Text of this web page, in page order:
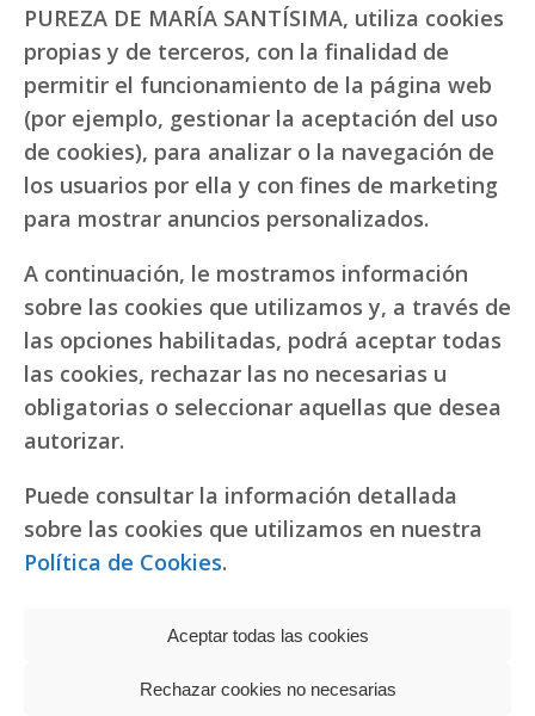
PUREZA DE MARÍA SANTÍSIMA, utiliza cookies
propias y de terceros, con la finalidad de
permitir el funcionamiento de la página web
(por ejemplo, gestionar la aceptación del uso
de cookies), para analizar o la navegación de
los usuarios por ella y con fines de marketing
para mostrar anuncios personalizados.
A continuación, le mostramos información
sobre las cookies que utilizamos y, a través de
las opciones habilitadas, podrá aceptar todas
las cookies, rechazar las no necesarias u
obligatorias o seleccionar aquellas que desea
autorizar.
Puede consultar la información detallada
sobre las cookies que utilizamos en nuestra
Política de Cookies.
Aceptar todas las cookies
Rechazar cookies no necesarias